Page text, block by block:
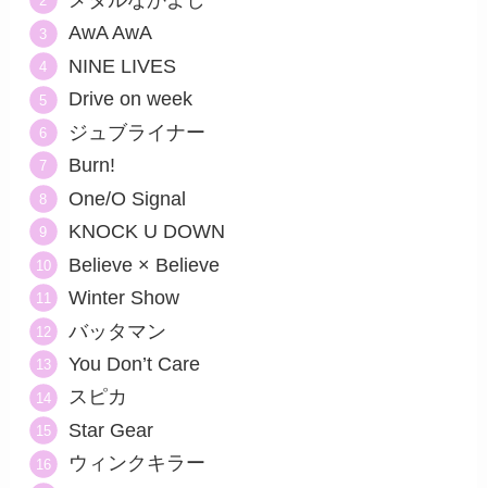
AwA AwA
NINE LIVES
Drive on week
ジュブライナー
Burn!
One/O Signal
KNOCK U DOWN
Believe × Believe
Winter Show
バッタマン
You Don’t Care
スピカ
Star Gear
ウィンクキラー